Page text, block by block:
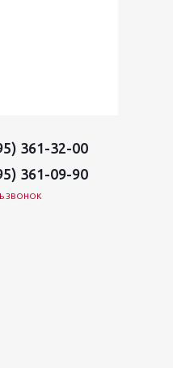
361-32-00
361-09-90
ЗВОНОК